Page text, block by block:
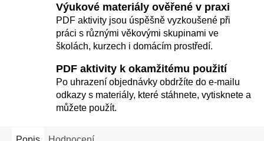
Výukové materiály ověřené v praxi
PDF aktivity jsou úspěšně vyzkoušené při
práci s různými věkovými skupinami ve
školách, kurzech i domácím prostředí.
PDF aktivity k okamžitému použití
Po uhrazení objednávky obdržíte do e-mailu
odkazy s materiály, které stáhnete, vytisknete a
můžete použít.